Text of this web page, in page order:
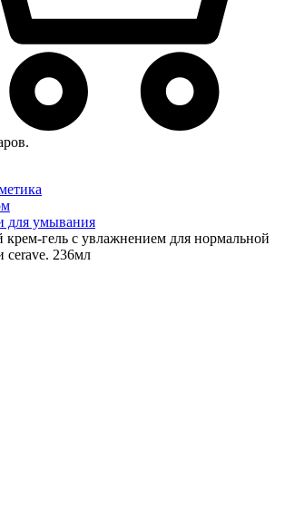
для умывания
гель с увлажнением для нормальной
cerave. 236мл